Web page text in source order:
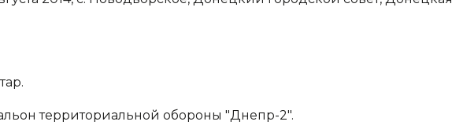
территориальной обороны "Днепр-2".